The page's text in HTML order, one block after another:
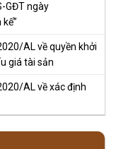
GĐT ngày
AL về quyền khởi
giá tài sản
AL về xác định